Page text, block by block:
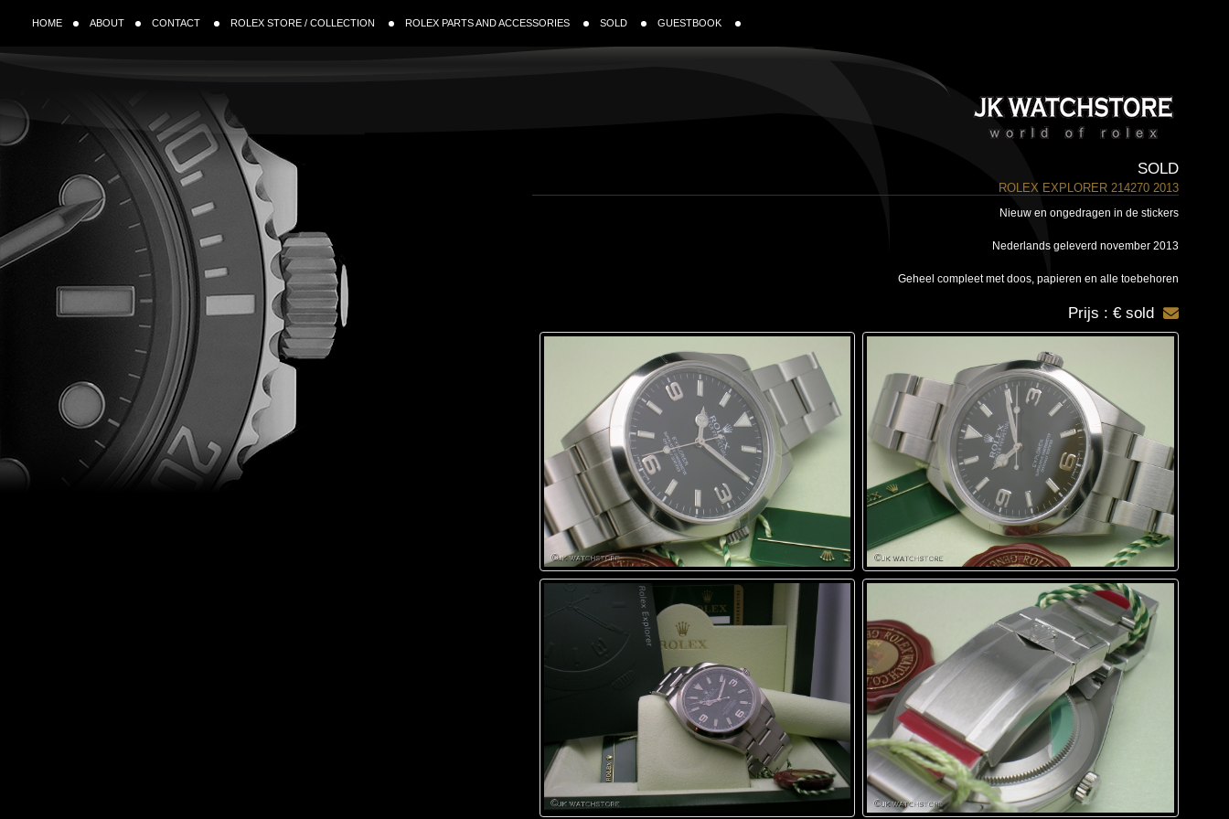
HOME ABOUT CONTACT ROLEX STORE / COLLECTION ROLEX PARTS AND ACCESSORIES SOLD GUESTBOOK
SOLD
ROLEX EXPLORER 214270 2013
Nieuw en ongedragen in de stickers
Nederlands geleverd november 2013
Geheel compleet met doos, papieren en alle toebehoren
Prijs : € sold